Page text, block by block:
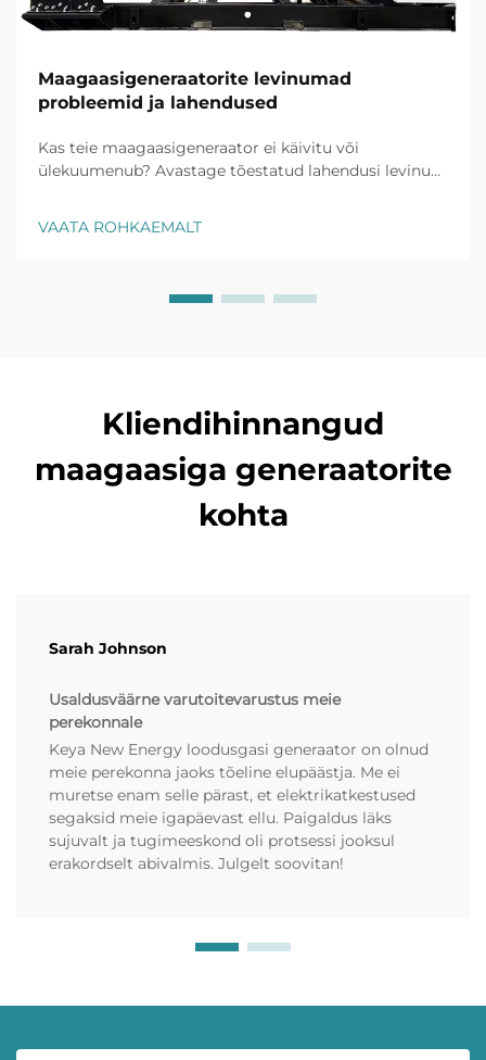
Maagaasigeneraatorite levinumad
probleemid ja lahendused
Kas teie maagaasigeneraator ei käivitu või
ülekuumenub? Avastage tõestatud lahendusi levinud
VAATA ROHKAEMALT
Kliendihinnangud
maagaasiga generaatorite
kohta
Sarah Johnson
Usaldusväärne varutoitevarustus meie
perekonnale
Keya New Energy loodusgasi generaator on olnud
meie perekonna jaoks tõeline elupäästja. Me ei
muretse enam selle pärast, et elektrikatkestused
segaksid meie igapäevast ellu. Paigaldus läks
sujuvalt ja tugimeeskond oli protsessi jooksul
erakordselt abivalmis. Julgelt soovitan!